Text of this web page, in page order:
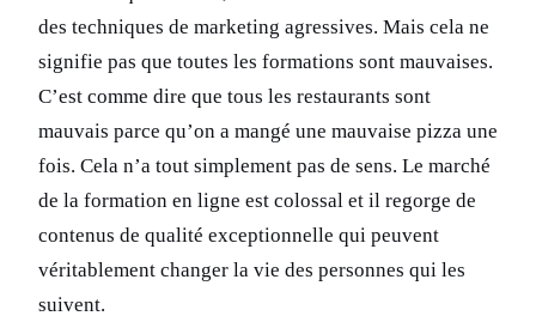
des techniques de marketing agressives. Mais cela ne
signifie pas que toutes les formations sont mauvaises.
C’est comme dire que tous les restaurants sont
mauvais parce qu’on a mangé une mauvaise pizza une
fois. Cela n’a tout simplement pas de sens. Le marché
de la formation en ligne est colossal et il regorge de
contenus de qualité exceptionnelle qui peuvent
véritablement changer la vie des personnes qui les
suivent.